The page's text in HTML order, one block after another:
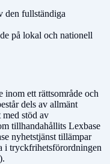
den fullständiga
på lokal och nationell
inom ett rättsområde och
dels av allmänt
stöd av
tillhandahållits Lexbase
nyhetstjänst tillämpar
i tryckfrihetsförordningen